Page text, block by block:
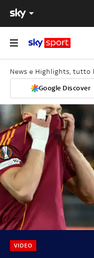
News e Highlights, tutto
Google Discover
VIDEO